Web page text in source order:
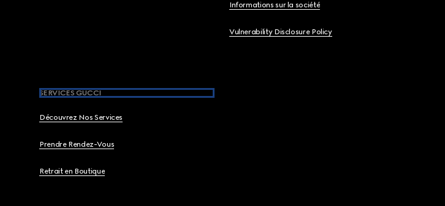
Informations sur la société
Vulnerability Disclosure Policy
SERVICES GUCCI
Découvrez Nos Services
Prendre Rendez-Vous
Retrait en Boutique